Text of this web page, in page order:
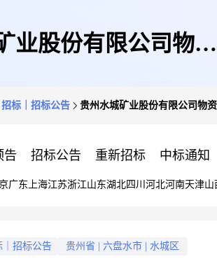
业股份有限公司物资
招标｜招标公告 贵州水城矿业股份有限公司物
告 招标公告 重新招标 中标通知
广东 上海江苏浙江山东湖北四川 河北河南天津山
｜招标公告 贵州省 六盘水市 水城区